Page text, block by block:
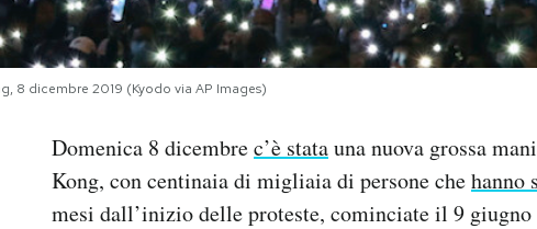
8 dicembre 2019 (Kyodo via AP Images)
Domenica 8 dicembrec’è statauna nuova grossa
Kong, con centinaia di migliaia di persone chehanno
mesi dall’inizio delle proteste, cominciate il 9